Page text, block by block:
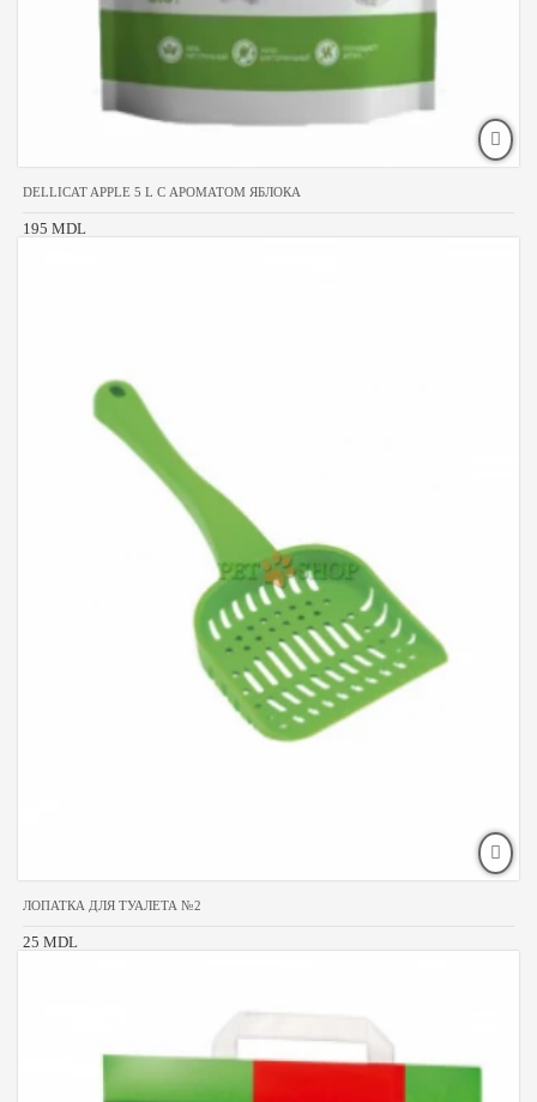
DELLICAT APPLE 5 L С АРОМАТОМ ЯБЛОКА
195 MDL
ЛОПАТКА ДЛЯ ТУАЛЕТА №2
25 MDL